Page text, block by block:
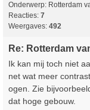
Onderwerp: Rotterdam
Reacties: 7
Weergaves: 492
Re: Rotterdam
Ik kan mij toch niet
net wat meer
ogen. Zie
dat hoge gebouw.